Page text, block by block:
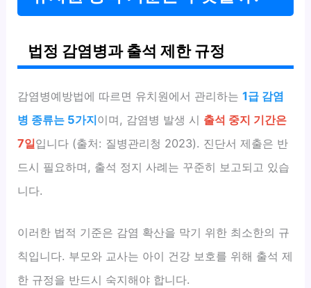
법정 감염병과 출석 제한 규정
감염병예방법에 따르면 유치원에서 관리하는1급 감염
병 종류는 5가지이며, 감염병 발생 시 출석 중지 기간은
7일입니다 (출처: 질병관리청 2023). 진단서 제출은 반
드시 필요하며, 출석 정지 사례는 꾸준히 보고되고 있습
니다.
이러한 법적 기준은 감염 확산을 막기 위한 최소한의 규
칙입니다. 부모와 교사는 아이 건강 보호를 위해 출석 제
한 규정을 반드시 숙지해야 합니다.